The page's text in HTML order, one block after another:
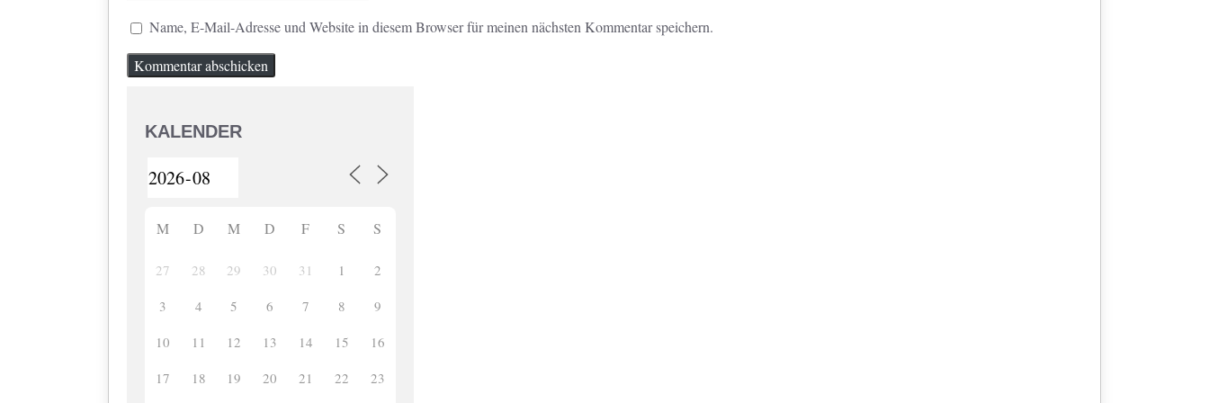
Name, E-Mail-Adresse und Website in diesem Browser für meinen nächsten Kommentar speichern.
KALENDER
M D M D F S S
27 28 29 30 31 1
2
3
4 5 6 7 8
9
10
11 12 13 14 15
16
17
18 19 20 21 22 23